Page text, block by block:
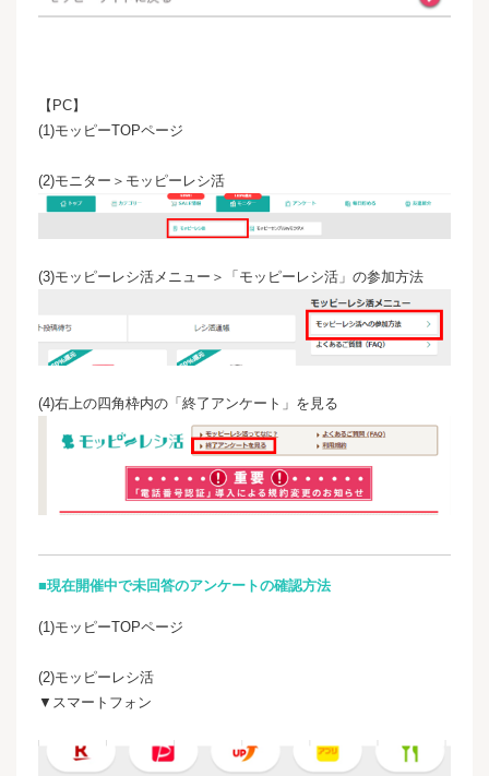
【PC】
(1)モッピーTOPページ
(2)モニター＞モッピーレシ活
(3)モッピーレシ活メニュー＞「モッピーレシ活」の参加方法
(4)右上の四角枠内の「終了アンケート」を見る
■現在開催中で未回答のアンケートの確認方法
(1)モッピーTOPページ
(2)モッピーレシ活
▼スマートフォン